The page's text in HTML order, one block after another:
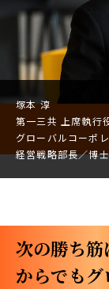
塚本 淳
第一三共 上席執行
グローバルコーポ
経営戦略部長／博
次の勝ち筋
からでもグ